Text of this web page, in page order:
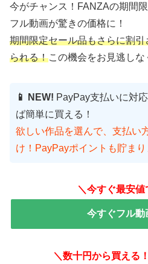
今がチャンス！FANZAの期間
フル動画が驚きの価格に！
期間限定セール品もさらに割
られる！この機会をお見逃しな
📱 NEW! PayPay支払いに対
ば簡単に買える！
欲しい作品を選んで、支払い
け！PayPayポイントも貯まり
＼今すぐ最安値
今すぐフル動
＼数十円から買える